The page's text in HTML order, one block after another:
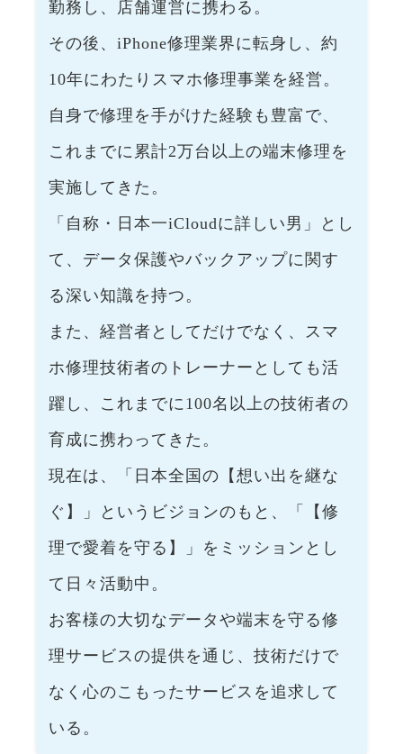
勤務し、店舗運営に携わる。
その後、iPhone修理業界に転身し、約
10年にわたりスマホ修理事業を経営。
自身で修理を手がけた経験も豊富で、
これまでに累計2万台以上の端末修理を
実施してきた。
「自称・日本一iCloudに詳しい男」とし
て、データ保護やバックアップに関す
る深い知識を持つ。
また、経営者としてだけでなく、スマ
ホ修理技術者のトレーナーとしても活
躍し、これまでに100名以上の技術者の
育成に携わってきた。
現在は、「日本全国の【想い出を継な
ぐ】」というビジョンのもと、「【修
理で愛着を守る】」をミッションとし
て日々活動中。
お客様の大切なデータや端末を守る修
理サービスの提供を通じ、技術だけで
なく心のこもったサービスを追求して
いる。